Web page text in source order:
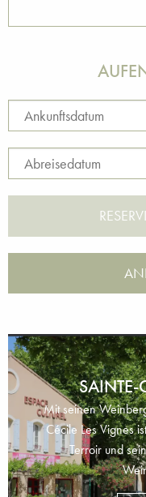
Ankunftsdatum
Abreisedatum
SAINTE-
Mit seinen
Cécile Les Vignes
Terroir und